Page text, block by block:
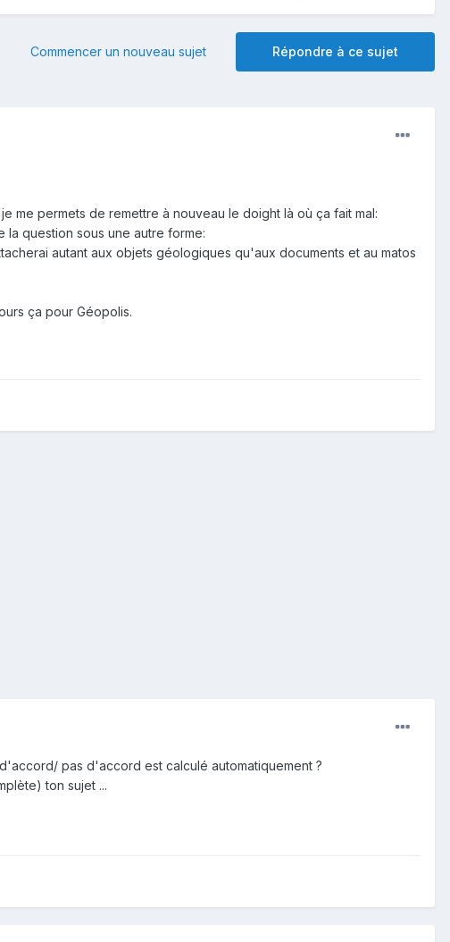
Répondre à ce sujet
Commencer un nouveau sujet
me permets de remettre à nouveau le doight là où ça fait mal:
question sous une autre forme:
autant aux objets géologiques qu'aux documents et au matos
ça pour Géopolis.
pas d'accord est calculé automatiquement ?
ton sujet ...